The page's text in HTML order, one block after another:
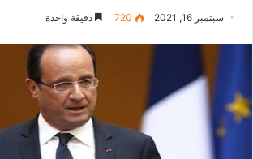
سبتمبر 16, 2021 720 دقيقة واحدة